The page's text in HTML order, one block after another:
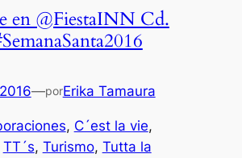
en @FiestaINN Cd.
—porErika Tamaura
, C´est la vie
TT´s, Turismo, Tutta la